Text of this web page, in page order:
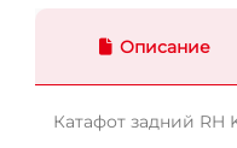
Описание
Катафот задний RH